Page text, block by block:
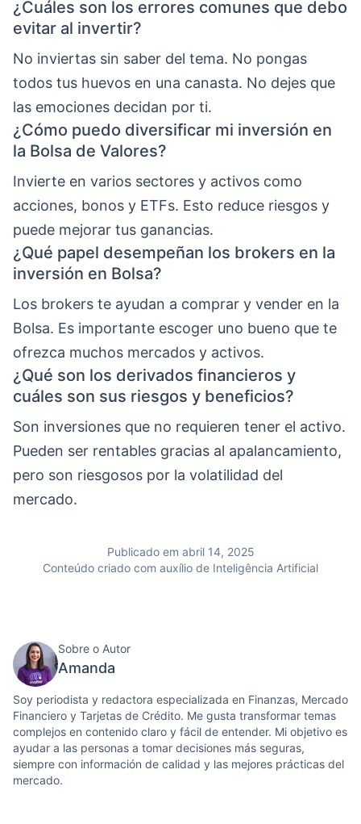
¿Cuáles son los errores comunes que debo
evitar al invertir?
No inviertas sin saber del tema. No pongas
todos tus huevos en una canasta. No dejes que
las emociones decidan por ti.
¿Cómo puedo diversificar mi inversión en
la Bolsa de Valores?
Invierte en varios sectores y activos como
acciones, bonos y ETFs. Esto reduce riesgos y
puede mejorar tus ganancias.
¿Qué papel desempeñan los brokers en la
inversión en Bolsa?
Los brokers te ayudan a comprar y vender en la
Bolsa. Es importante escoger uno bueno que te
ofrezca muchos mercados y activos.
¿Qué son los derivados financieros y
cuáles son sus riesgos y beneficios?
Son inversiones que no requieren tener el activo.
Pueden ser rentables gracias al apalancamiento,
pero son riesgosos por la volatilidad del
mercado.
Publicado em abril 14, 2025
Conteúdo criado com auxílio de Inteligência Artificial
Sobre o Autor
Amanda
Soy periodista y redactora especializada en Finanzas, Mercado
Financiero y Tarjetas de Crédito. Me gusta transformar temas
complejos en contenido claro y fácil de entender. Mi objetivo es
ayudar a las personas a tomar decisiones más seguras,
siempre con información de calidad y las mejores prácticas del
mercado.